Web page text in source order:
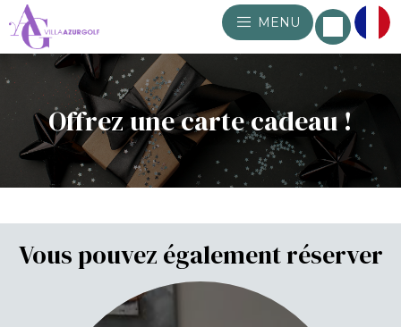
MENU
Offrez une carte cadeau !
Vous pouvez également réserver